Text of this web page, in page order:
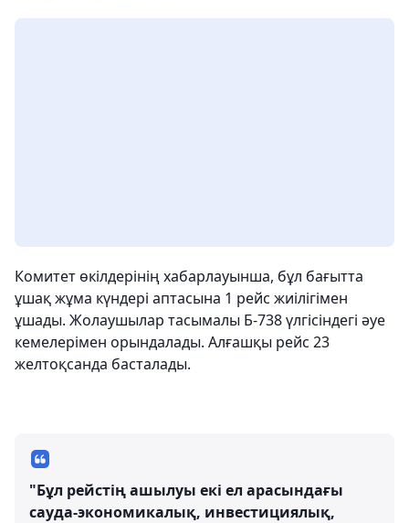
Комитет өкілдерінің хабарлауынша, бұл бағытта
ұшақ жұма күндері аптасына 1 рейс жиілігімен
ұшады. Жолаушылар тасымалы Б-738 үлгісіндегі әуе
кемелерімен орындалады. Алғашқы рейс 23
желтоқсанда басталады.
"Бұл рейстің ашылуы екі ел арасындағы
сауда-экономикалық, инвестициялық,